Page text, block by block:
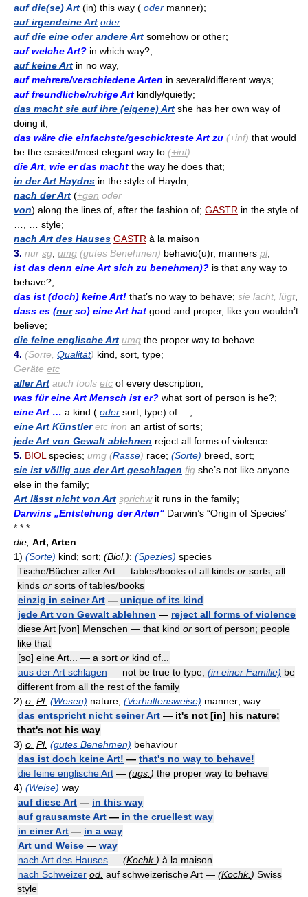
auf die(se) Art (in) this way ( oder manner);
auf irgendeine Art oder
auf die eine oder andere Art somehow or other;
auf welche Art? in which way?;
auf keine Art in no way,
auf mehrere/verschiedene Arten in several/different ways;
auf freundliche/ruhige Art kindly/quietly;
das macht sie auf ihre (eigene) Art she has her own way of
doing it;
das wäre die einfachste/geschickteste Art zu (+inf) that would
be the easiest/most elegant way to (+inf)
die Art, wie er das macht the way he does that;
in der Art Haydns in the style of Haydn;
nach der Art (+gen oder
von) along the lines of, after the fashion of; GASTR in the style of
…, … style;
nach Art des Hauses GASTR à la maison
3. nur sg; umg (gutes Benehmen) behavio(u)r, manners pl;
ist das denn eine Art sich zu benehmen)? is that any way to
behave?;
das ist (doch) keine Art! that’s no way to behave; sie lacht, lügt
dass es (nurso) eine Art hat good and proper, like you wouldn’t
believe;
die feine englische Art umg the proper way to behave
4. (Sorte, Qualität) kind, sort, type;
Geräte etc
aller Art auch tools etc of every description;
was für eine Art Mensch ist er? what sort of person is he?;
eine Art … a kind ( oder sort, type) of …;
eine Art Künstler etc iron an artist of sorts;
jede Art von Gewalt ablehnen reject all forms of violence
5. BIOL species; umg (Rasse) race; (Sorte) breed, sort;
sie ist völlig aus der Art geschlagen fig she’s not like anyone
else in the family;
Art lässt nicht von Art sprichwit runs in the family;
Darwins „Entstehung der Arten“ Darwin’s “Origin of Species”
* * *
die; Art, Arten
1) (Sorte) kind; sort; (Biol. ): (Spezies) species
Tische/Bücher aller Art — tables/books of all kinds or sorts; all
kinds or sorts of tables/books
einzig in seiner Art — unique of its kind
jede Art von Gewalt ablehnen — reject all forms of violence
diese Art [von] Menschen — that kind or sort of person; people
like that
[so] eine Art... — a sort or kind of...
aus der Art schlagen — not be true to type; (in einer Familie) be
different from all the rest of the family
2) o. Pl. (Wesen) nature; (Verhaltensweise) manner; way
das entspricht nicht seiner Art — it's not [in] his nature;
that's not his way
3) o. Pl. (gutes Benehmen) behaviour
das ist doch keine Art! — that's no way to behave!
die feine englische Art — (ugs. ) the proper way to behave
4) (Weise) way
auf diese Art — in this way
auf grausamste Art — in the cruellest way
in einer Art — in a way
Art und Weise — way
nach Art des Hauses — (Kochk. ) à la maison
nach Schweizer od. auf schweizerische Art — (Kochk. ) Swiss
style